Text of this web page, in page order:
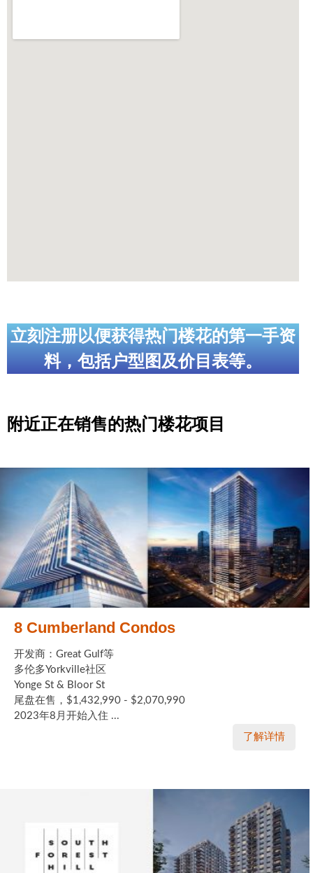
立刻注册以便获得热门楼花的第一手资
料，包括户型图及价目表等。
附近正在销售的热门楼花项目
8 Cumberland Condos
开发商：Great Gulf等
多伦多Yorkville社区
Yonge St & Bloor St
尾盘在售，$1,432,990 - $2,070,990
2023年8月开始入住 ...
了解详情